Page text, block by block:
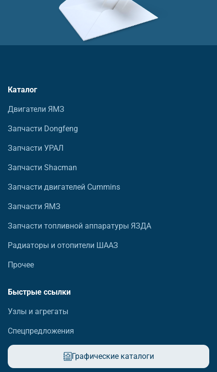
Каталог
Двигатели ЯМЗ
Запчасти Dongfeng
Запчасти УРАЛ
Запчасти Shacman
Запчасти двигателей Cummins
Запчасти ЯМЗ
Запчасти топливной аппаратуры ЯЗДА
Радиаторы и отопители ШААЗ
Прочее
Быстрые ссылки
Узлы и агрегаты
Спецпредложения
Графические каталоги